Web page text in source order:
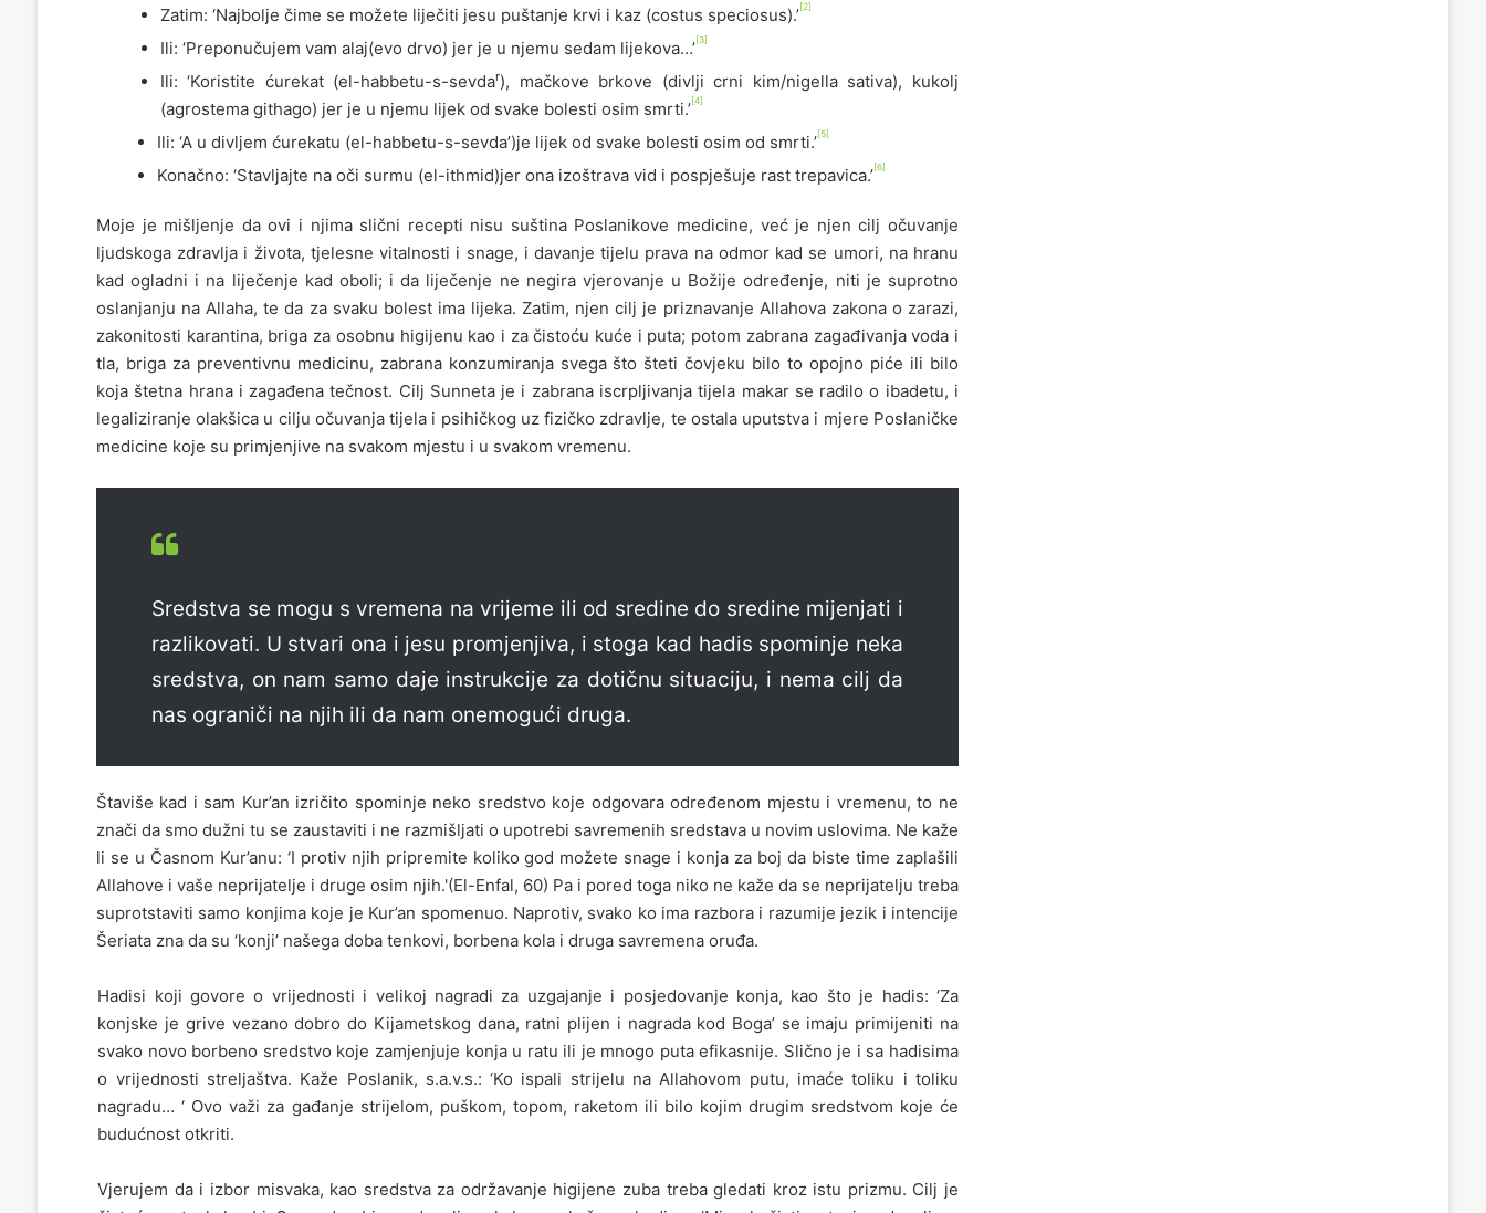
Zatim: ‘Najbolje čime se možete liječiti jesu puštanje krvi i kaz (costus speciosus).’[2]
Ili: ‘Preponučujem vam alaj(evo drvo) jer je u njemu sedam lijekova…’[3]
Ili: ‘Koristite ćurekat (el-habbetu-s-sevdar), mačkove brkove (divlji crni kim/nigella sativa), kukolj
(agrostema githago) jer je u njemu lijek od svake bolesti osim smrti.’[4]
Ili: ‘A u divljem ćurekatu (el-habbetu-s-sevda’)je lijek od svake bolesti osim od smrti.’[5]
Konačno: ‘Stavljajte na oči surmu (el-ithmid)jer ona izoštrava vid i pospješuje rast trepavica.’[6]
Moje je mišljenje da ovi i njima slični recepti nisu suština Poslanikove medicine, već je njen cilj očuvanje
ljudskoga zdravlja i života, tjelesne vitalnosti i snage, i davanje tijelu prava na odmor kad se umori, na hranu
kad ogladni i na liječenje kad oboli; i da liječenje ne negira vjerovanje u Božije određenje, niti je suprotno
oslanjanju na Allaha, te da za svaku bolest ima lijeka. Zatim, njen cilj je priznavanje Allahova zakona o zarazi,
zakonitosti karantina, briga za osobnu higijenu kao i za čistoću kuće i puta; potom zabrana zagađivanja voda i
tla, briga za preventivnu medicinu, zabrana konzumiranja svega što šteti čovjeku bilo to opojno piće ili bilo
koja štetna hrana i zagađena tečnost. Cilj Sunneta je i zabrana iscrpljivanja tijela makar se radilo o ibadetu, i
legaliziranje olakšica u cilju očuvanja tijela i psihičkog uz fizičko zdravlje, te ostala uputstva i mjere Poslaničke
medicine koje su primjenjive na svakom mjestu i u svakom vremenu.
Sredstva se mogu s vremena na vrijeme ili od sredine do sredine mijenjati i
razlikovati. U stvari ona i jesu promjenjiva, i stoga kad hadis spominje neka
sredstva, on nam samo daje instrukcije za dotičnu situaciju, i nema cilj da
nas ograniči na njih ili da nam onemogući druga.
Štaviše kad i sam Kur’an izričito spominje neko sredstvo koje odgovara određenom mjestu i vremenu, to ne
znači da smo dužni tu se zaustaviti i ne razmišljati o upotrebi savremenih sredstava u novim uslovima. Ne kaže
li se u Časnom Kur’anu: ‘I protiv njih pripremite koliko god možete snage i konja za boj da biste time zaplašili
Allahove i vaše neprijatelje i druge osim njih.'(El-Enfal, 60) Pa i pored toga niko ne kaže da se neprijatelju treba
suprotstaviti samo konjima koje je Kur’an spomenuo. Naprotiv, svako ko ima razbora i razumije jezik i intencije
Šeriata zna da su ‘konji’ našega doba tenkovi, borbena kola i druga savremena oruđa.
Hadisi koji govore o vrijednosti i velikoj nagradi za uzgajanje i posjedovanje konja, kao što je hadis: ‘Za
konjske je grive vezano dobro do Kijametskog dana, ratni plijen i nagrada kod Boga’ se imaju primijeniti na
svako novo borbeno sredstvo koje zamjenjuje konja u ratu ili je mnogo puta efikasnije. Slično je i sa hadisima
o vrijednosti streljaštva. Kaže Poslanik, s.a.v.s.: ‘Ko ispali strijelu na Allahovom putu, imaće toliku i toliku
nagradu… ‘ Ovo važi za gađanje strijelom, puškom, topom, raketom ili bilo kojim drugim sredstvom koje će
budućnost otkriti.
Vjerujem da i izbor misvaka, kao sredstva za održavanje higijene zuba treba gledati kroz istu prizmu. Cilj je